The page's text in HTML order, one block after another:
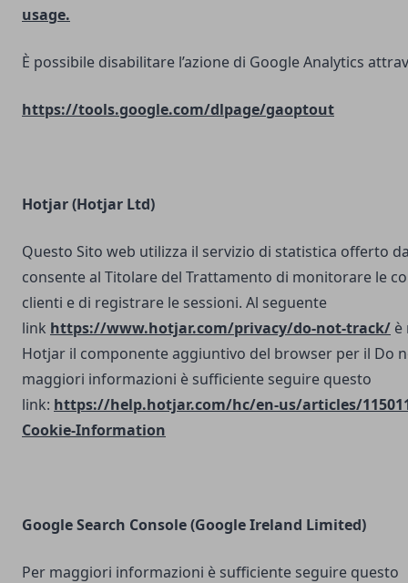
usage.
È possibile disabilitare l’azione di Google Analytics
https://tools.google.com/dlpage/gaoptout
Hotjar (Hotjar Ltd)
Questo Sito web utilizza il servizio di statistica offerto
consente al Titolare del Trattamento di monitorare le
clienti e di registrare le sessioni. Al seguente
link https://www.hotjar.com/privacy/do-not-track/ è
Hotjar il componente aggiuntivo del browser per il Do
maggiori informazioni è sufficiente seguire questo
link: https://help.hotjar.com/hc/en-us/articles/
Cookie-Information
Google Search Console(Google Ireland Limited)
Per maggiori informazioni è sufficiente seguire questo